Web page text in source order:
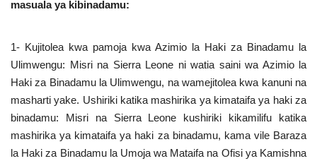
masuala ya kibinadamu:
1- Kujitolea kwa pamoja kwa Azimio la Haki za Binadamu la
Ulimwengu: Misri na Sierra Leone ni watia saini wa Azimio la
Haki za Binadamu la Ulimwengu, na wamejitolea kwa kanuni na
masharti yake. Ushiriki katika mashirika ya kimataifa ya haki za
binadamu: Misri na Sierra Leone kushiriki kikamilifu katika
mashirika ya kimataifa ya haki za binadamu, kama vile Baraza
la Haki za Binadamu la Umoja wa Mataifa na Ofisi ya Kamishna